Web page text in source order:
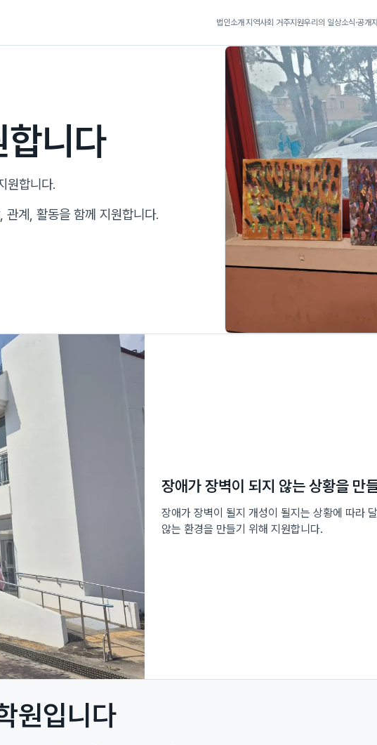
법인소개지역사회 거주지원우리의 일상소식·공개
니다
원합니다.
계, 활동을 함께 지원합니다.
장애가 장벽이 되지 않는 상황을 만
장애가 장벽이 될지 개성이 될지는 상황에 따라
않는 환경을 만들기 위해 지원합니다.
원입니다